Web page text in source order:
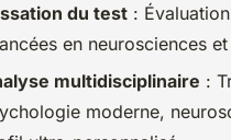
du test :
en neurosciences
multidisciplinaire :
moderne,